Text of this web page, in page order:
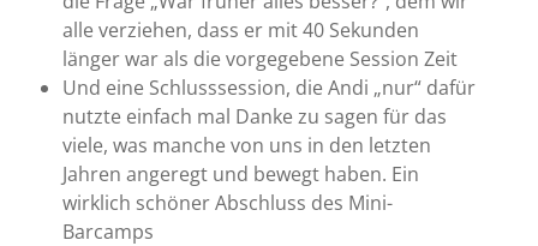
alle verziehen, dass er mit 40 Sekunden
länger war als die vorgegebene Session Zeit
Und eine Schlusssession, die Andi „nur“ dafür
nutzte einfach mal Danke zu sagen für das
viele, was manche von uns in den letzten
Jahren angeregt und bewegt haben. Ein
wirklich schöner Abschluss des Mini-
Barcamps